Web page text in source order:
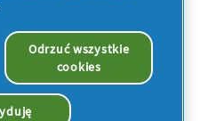
prawa zastrzeżone.
na tej stronie podlega
w naszej umowie
Odrzuć wszystkie
cookies